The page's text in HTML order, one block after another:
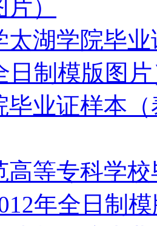
）
太湖学院毕
日制模版图
毕业证样本
高等专科学
年全日制